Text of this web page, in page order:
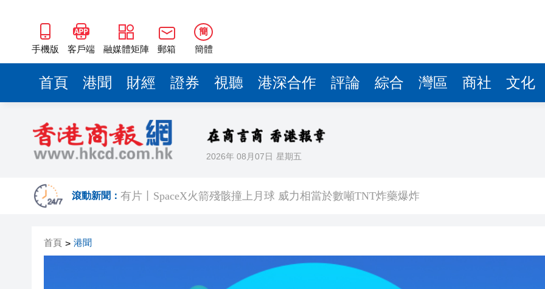
手機版 客戶端 融媒體矩陣 郵箱
簡
簡體
首頁 港聞 財經 證券 視聽 港深合作 評論 綜合 灣區 商社 文化
2026年 08月07日 星期五
滾動新聞：
有片丨SpaceX火箭殘骸撞上月球 威力相當於數噸TNT炸藥爆炸
滙豐據報出售東京總部大樓 計劃遷至新大樓
首頁 > 港聞